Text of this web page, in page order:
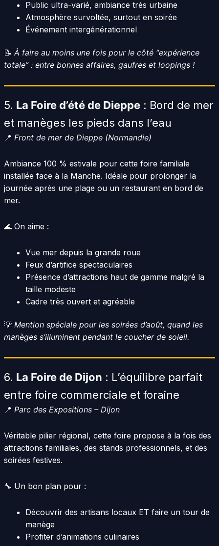
Public ultra-varié, ambiance très urbaine
Atmosphère survoltée, surtout en soirée
Événement intergénérationnel
📝 À faire au moins une fois pour le côté “expérience
totale” : entre bonnes affaires, gaufres et loopings !
5. La Foire d’été de Dieppe: Bord de mer
et manèges les pieds dans l’eau
📍 Front de mer de Dieppe (Normandie)
Ambiance 100 % estivale pour cette foire familiale
installée face à la Manche. Idéale pour prolonger la
journée après une plage ou un restaurant en bord de
mer.
🌊 On aime :
Vue mer depuis la grande roue
Feux d’artifice spectaculaires
Présence d’attractions haut de gamme malgré la
taille modeste
Cadre très ouvert et agréable
💡 Mention spéciale pour les soirées d’août, quand les
manèges s’illuminent pendant le coucher de soleil.
6. La Foire de Dijon : L’équilibre parfait
entre foire commerciale et foraine
📍 Parc des Expositions – Dijon
Véritable pilier régional, cette foire propose à la fois des
attractions familiales, des stands professionnels, et des
soirées festives.
🔧 Un bon plan pour :
Découvrir des artisans locaux ET faire un tour de
manège
Profiter d’animations culinaires